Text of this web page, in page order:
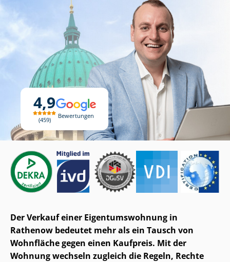
4,9
459
Bewertungen
Der Verkauf einer Ei­gen­tums­woh­nung in
Rathenow bedeutet mehr als ein Tausch von
Wohnfläche gegen einen Kaufpreis. Mit der
Wohnung wechseln zugleich die Regeln, Rechte